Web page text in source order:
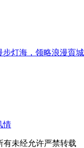
灯海，领略浪漫賨
情
有未经允许严禁转载